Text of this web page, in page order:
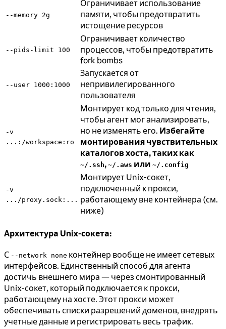
--memory 2g
Ограничивает использование
памяти, чтобы предотвратить
истощение ресурсов
--pids-limit 100
Ограничивает количество
процессов, чтобы предотвратить
fork bombs
--user 1000:1000
Запускается от
непривилегированного
пользователя
-v
...:/workspace:ro
Монтирует код только для чтения,
чтобы агент мог анализировать,
но не изменять его. Избегайте
монтирования чувствительных
каталогов хоста, таких как
~/.ssh, ~/.aws или ~/.config
-v
.../proxy.sock:...
Монтирует Unix-сокет,
подключенный к прокси,
работающему вне контейнера (см.
ниже)
Архитектура Unix-сокета:
С --network none контейнер вообще не имеет сетевых
интерфейсов. Единственный способ для агента
достичь внешнего мира — через смонтированный
Unix-сокет, который подключается к прокси,
работающему на хосте. Этот прокси может
обеспечивать списки разрешений доменов, внедрять
учетные данные и регистрировать весь трафик.